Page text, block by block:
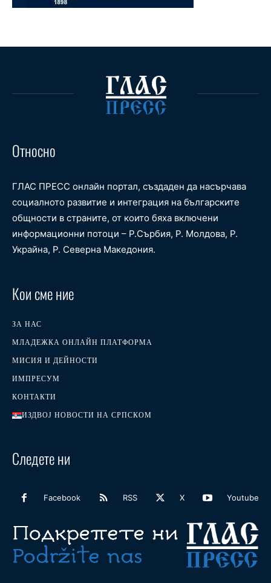
Относно
ГЛАС ПРЕСС онлайн портал, създаден да насърчава
социалното развитие и интеграция на българските
общности в страните, от които бяха включени
информационни потоци – Р.Сърбия, Р. Молдова, Р.
Украйна, Р. Северна Македония.
Кои сме ние
ЗА НАС
МЛАДЕЖКА ОНЛАЙН ПЛАТФОРМА
МИСИЯ И ДЕЙНОСТИ
ИМПРЕСУМ
КОНТАКТИ
ИЗДВОЈ НОВОСТИ НА СРПСКОМ
Следете ни
Facebook RSS X Youtube